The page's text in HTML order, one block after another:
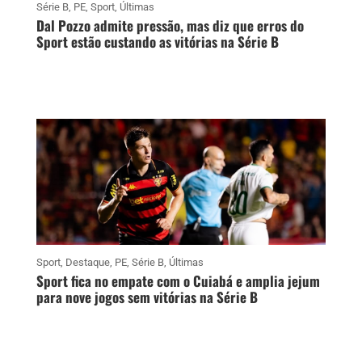
Série B, PE, Sport, Últimas
Dal Pozzo admite pressão, mas diz que erros do
Sport estão custando as vitórias na Série B
Sport, Destaque, PE, Série B, Últimas
Sport fica no empate com o Cuiabá e amplia jejum
para nove jogos sem vitórias na Série B